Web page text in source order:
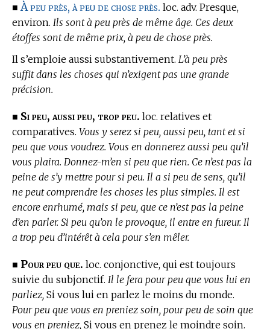
■À peu près, à peu de chose près. loc. adv. Presque,
environ. Ils sont à peu près de même âge. Ces deux
étoffes sont de même prix, à peu de chose près.
Il s’emploie aussi substantivement. L’à peu près
suffit dans les choses qui n’exigent pas une grande
précision.
■ Si peu, aussi peu, trop peu. loc. relatives et
comparatives. Vous y serez si peu, aussi peu, tant et si
peu que vous voudrez. Vous en donnerez aussi peu qu’il
vous plaira. Donnez-m’en si peu que rien. Ce n’est pas la
peine de s’y mettre pour si peu. Il a si peu de sens, qu’il
ne peut comprendre les choses les plus simples. Il est
encore enrhumé, mais si peu, que ce n’est pas la peine
d’en parler. Si peu qu’on le provoque, il entre en fureur. Il
a trop peu d’intérêt à cela pour s’en mêler.
■ Pour peu que. loc. conjonctive, qui est toujours
suivie du subjonctif. Il le fera pour peu que vous lui en
parliez, Si vous lui en parlez le moins du monde.
Pour peu que vous en preniez soin, pour peu de soin que
vous en preniez, Si vous en prenez le moindre soin.